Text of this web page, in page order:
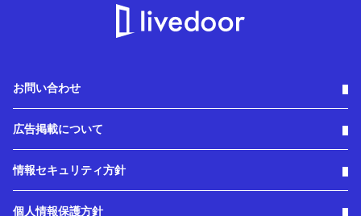
お問い合わせ
広告掲載について
情報セキュリティ方針
個人情報保護方針